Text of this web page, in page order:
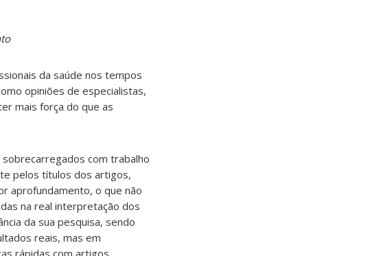
da saúde nos tempos
opiniões de especialistas,
mais força do que as
com trabalho
pelos títulos dos artigos,
aprofundamento, o que não
na real interpretação dos
da sua pesquisa, sendo
reais, mas em